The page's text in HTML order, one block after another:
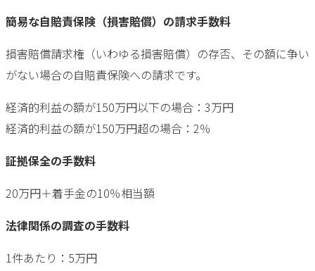
簡易な自賠責保険（損害賠償）の請求手数料
損害賠償請求権（いわゆる損害賠償）の存否、その額に争い
がない場合の自賠責保険への請求です。
経済的利益の額が150万円以下の場合：3万円
経済的利益の額が150万円超の場合：2％
証拠保全の手数料
20万円＋着手金の10％相当額
法律関係の調査の手数料
1件あたり：5万円